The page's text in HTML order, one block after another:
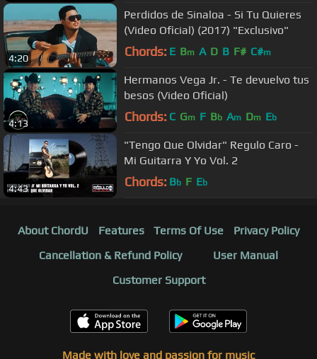
4:20
Perdidos de Sinaloa - Si Tu Quieres
(Video Oficial) (2017) "Exclusivo"
Chords: E Bm A D B F# C#m
4:13
Hermanos Vega Jr. - Te devuelvo tus
besos (Video Oficial)
Chords: C Gm F Bb Am Dm Eb
4:43
"Tengo Que Olvidar" Regulo Caro -
Mi Guitarra Y Yo Vol. 2
Chords: Bb F Eb
About ChordU Features Terms Of Use
Privacy Policy
Cancellation & Refund Policy
User Manual
Customer Support
Made with love and passion for music